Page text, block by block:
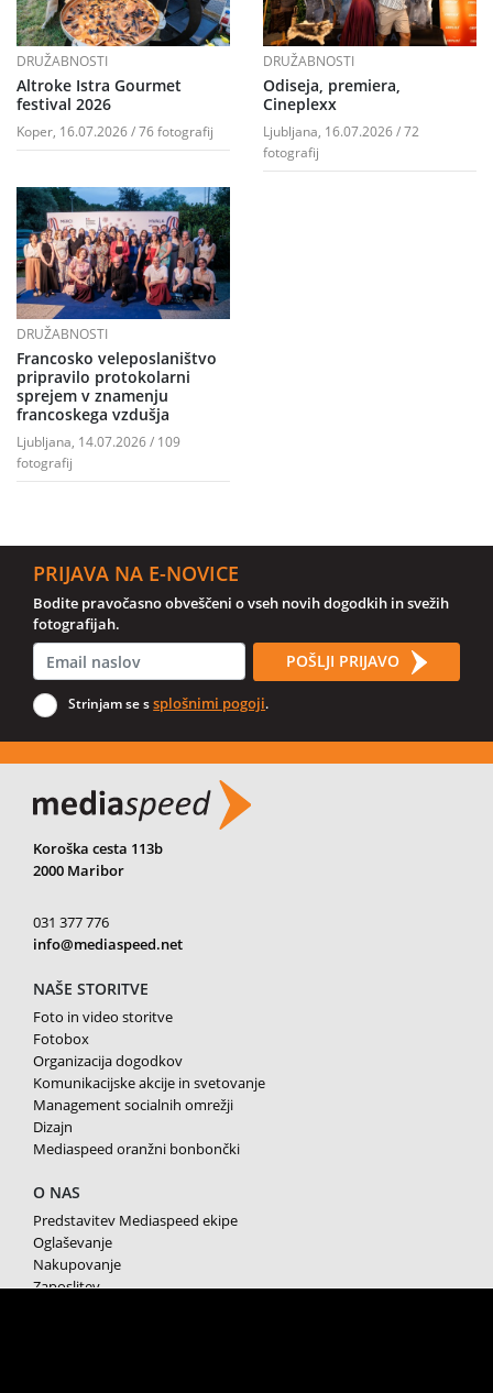
DRUŽABNOSTI
Altroke Istra Gourmet
festival 2026
Koper, 16.07.2026 / 76 fotografij
DRUŽABNOSTI
Odiseja, premiera,
Cineplexx
Ljubljana, 16.07.2026 / 72
fotografij
DRUŽABNOSTI
Francosko veleposlaništvo
pripravilo protokolarni
sprejem v znamenju
francoskega vzdušja
Ljubljana, 14.07.2026 / 109
fotografij
PRIJAVA NA E-NOVICE
Bodite pravočasno obveščeni o vseh novih dogodkih in svežih
fotografijah.
POŠLJI PRIJAVO
Strinjam se ssplošnimi pogoji.
Koroška cesta 113b
2000 Maribor
031 377 776
info@mediaspeed.net
NAŠE STORITVE
Foto in video storitve
Fotobox
Organizacija dogodkov
Komunikacijske akcije in svetovanje
Management socialnih omrežji
Dizajn
Mediaspeed oranžni bonbončki
O NAS
Predstavitev Mediaspeed ekipe
Oglaševanje
Nakupovanje
Zaposlitev